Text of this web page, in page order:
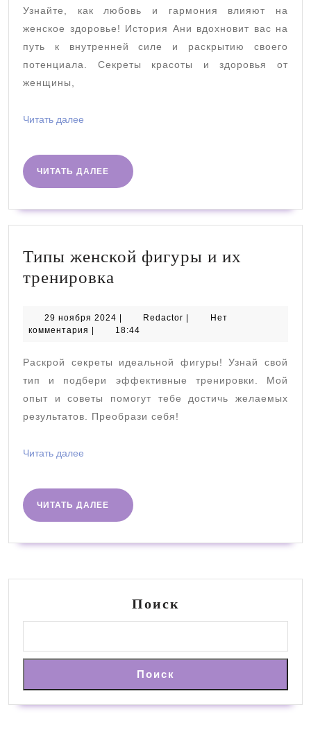
здоровье
мой
опыт
Узнайте, как любовь и гармония влияют на
женское здоровье! История Ани вдохновит вас на
путь к внутренней силе и раскрытию своего
потенциала. Секреты красоты и здоровья от
женщины,
Читать далее
ЧИТАТЬ ДАЛЕЕ
ЧИТАТЬ
ДАЛЕЕ
Типы женской фигуры и их
тренировка
фигуры
и
их
тренировка
29 ноября 2024 29
ноября
| Redactor Redactor
|
Нет
комментария | 18:44
Раскрой секреты идеальной фигуры! Узнай свой
тип и подбери эффективные тренировки. Мой
опыт и советы помогут тебе достичь желаемых
результатов. Преобрази себя!
Читать далее
ЧИТАТЬ ДАЛЕЕ
ЧИТАТЬ
ДАЛЕЕ
Поиск
Поиск